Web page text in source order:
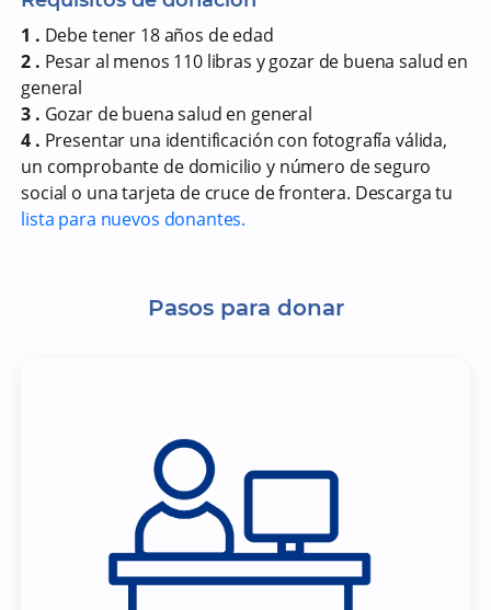
1 . Debe tener 18 años de edad
2 . Pesar al menos 110 libras y gozar de buena salud en
general
3 . Gozar de buena salud en general
4 . Presentar una identificación con fotografía válida,
un comprobante de domicilio y número de seguro
social o una tarjeta de cruce de frontera. Descarga tu
lista para nuevos donantes.
Pasos para donar